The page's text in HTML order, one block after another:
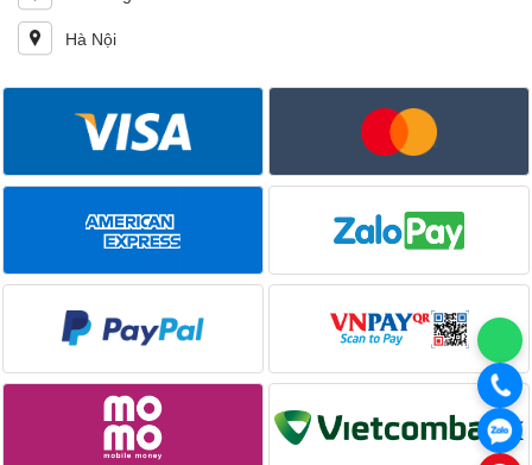
Hà Nội